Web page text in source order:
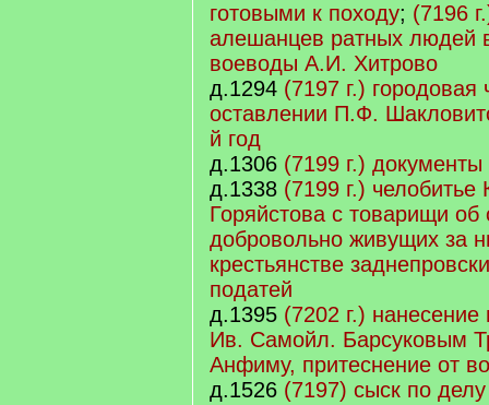
готовыми к походу; (7196
алешанцев ратных людей
воеводы А.И. Хитрово
д.1294 (7197 г.) городовая
оставлении П.Ф.
й год
д.1306 (7199 г.)
д.1338 (7199 г.) челобитье
Горяйстова с товарищи об
добровольно живущих за
крестьянстве
податей
д.1395 (7202 г.)
Ив. Самойл. Барсуковым
Анфиму, притеснение от
д.1526 (7197) сыск по